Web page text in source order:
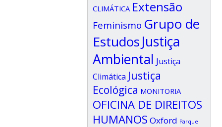
CLIMÁTICA Extensão
Feminismo Grupo de
EstudosJustiça
Ambiental Justiça
Climática Justiça
Ecológica MONITORIA
OFICINA DE DIREITOS
HUMANOS Oxford Parque